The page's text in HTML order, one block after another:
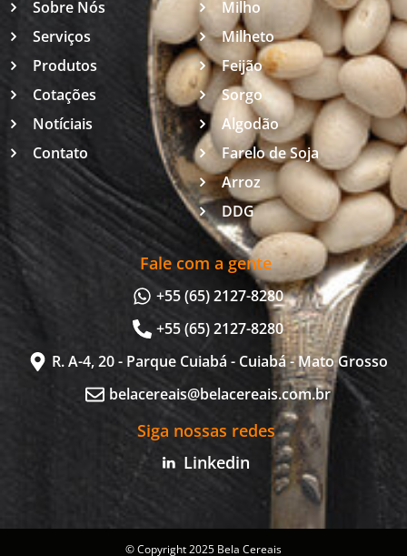
Sobre Nós
Serviços
Produtos
Cotações
Notíciais
Contato
Milho
Milheto
Feijão
Sorgo
Algodão
Farelo de Soja
Arroz
DDG
Fale com a gente
+55 (65) 2127-8280
+55 (65) 2127-8280
R. A-4, 20 - Parque Cuiabá - Cuiabá - Mato Grosso
belacereais@belacereais.com.br
Siga nossas redes
Linkedin
© Copyright 2025 Bela Cereais